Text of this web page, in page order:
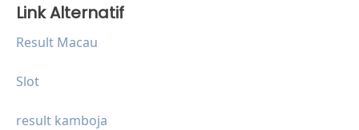
Link Alternatif
Result Macau
Slot
result kamboja